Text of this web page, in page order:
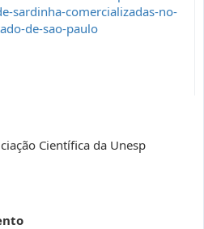
sardinha-comercializadas-no-
de-sao-paulo
Científica da Unesp